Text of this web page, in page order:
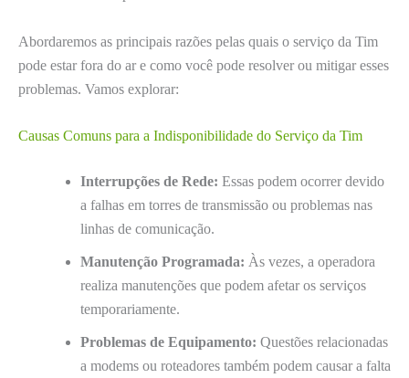
Abordaremos as principais razões pelas quais o serviço da Tim
pode estar fora do ar e como você pode resolver ou mitigar esses
problemas. Vamos explorar:
Causas Comuns para a Indisponibilidade do Serviço da Tim
Interrupções de Rede: Essas podem ocorrer devido
a falhas em torres de transmissão ou problemas nas
linhas de comunicação.
Manutenção Programada: Às vezes, a operadora
realiza manutenções que podem afetar os serviços
temporariamente.
Problemas de Equipamento: Questões relacionadas
a modems ou roteadores também podem causar a falta